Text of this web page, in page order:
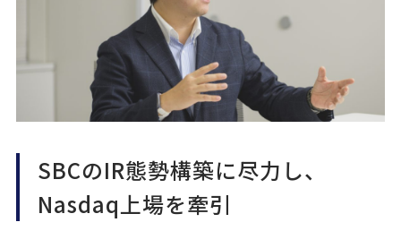
SBCのIR態勢構築に尽力し、
Nasdaq上場を牽引